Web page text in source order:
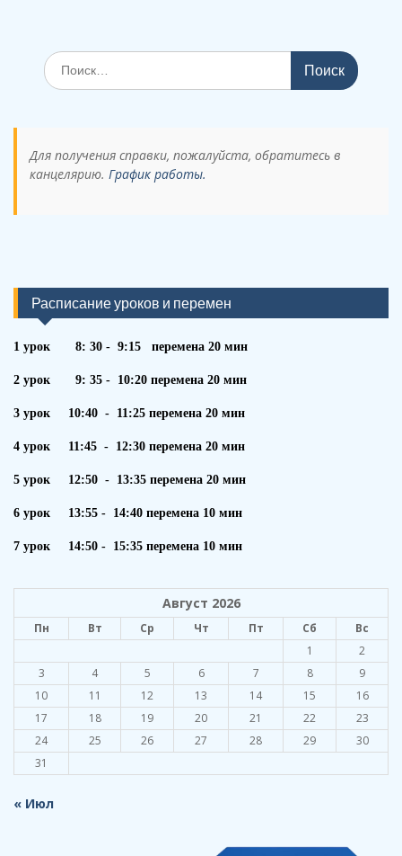
Поиск
по:
Для получения справки, пожалуйста, обратитесь в
канцелярию. График работы.
Расписание уроков и перемен
1 урок 8: 30 - 9:15 перемена 20 мин
2 урок 9: 35 - 10:20 перемена 20 мин
3 урок 10:40 - 11:25 перемена 20 мин
4 урок 11:45 - 12:30 перемена 20 мин
5 урок 12:50 - 13:35 перемена 20 мин
6 урок 13:55 - 14:40 перемена 10 мин
7 урок 14:50 - 15:35 перемена 10 мин
Август 2026
Пн Вт Ср Чт Пт Сб
Вс
1
2
3
4 5 6 7 8
9
10
11 12 13 14 15
16
17
18 19 20 21 22
23
24
25 26 27 28 29
30
31
« Июл